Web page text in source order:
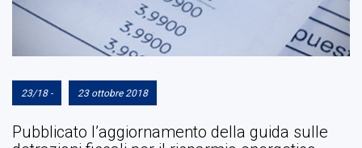
23/18 - 23 ottobre 2018
Pubblicato l’aggiornamento della guida sulle